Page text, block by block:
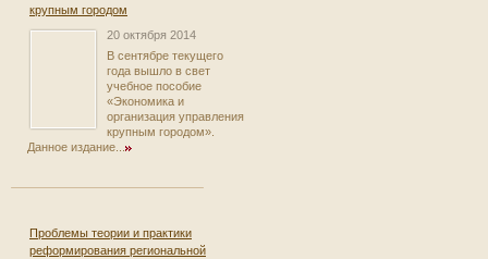
крупным городом
20 октября 2014
В сентябре текущего
года вышло в свет
учебное пособие
«Экономика и
организация управления
крупным городом».
Данное издание...
Проблемы теории и практики
реформирования региональной